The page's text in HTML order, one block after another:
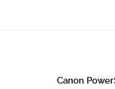
Canon